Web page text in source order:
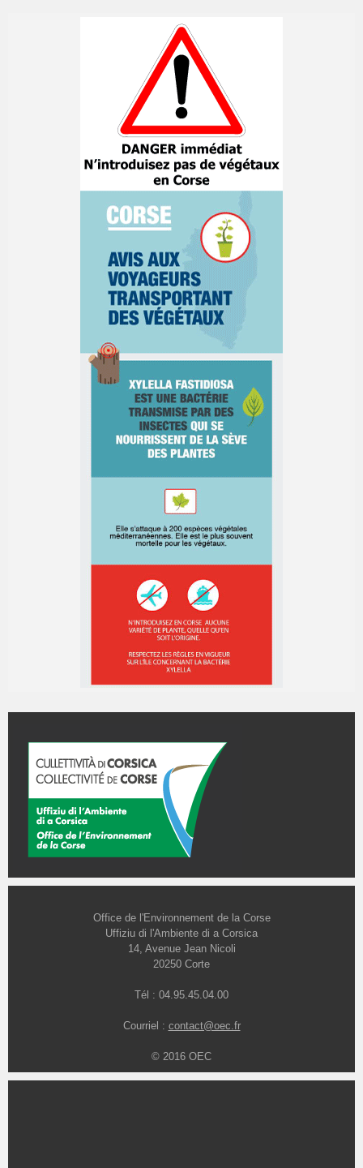
Office de l'Environnement de la Corse
Uffiziu di l'Ambiente di a Corsica
14, Avenue Jean Nicoli
20250 Corte
Tél : 04.95.45.04.00
Courriel : contact@oec.fr
© 2016 OEC